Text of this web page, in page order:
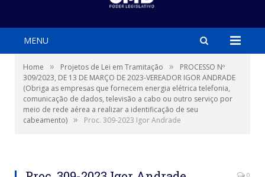
MENU
Home » Projetos de Lei em Tramitação »
PROCESSO Nº
309/2023, DE 13 DE MARÇO DE 2023-VEREADOR IGOR ANDRADE
(Obriga as empresas que fornecem energia elétrica telefonia,
comunicação de dados, televisão a cabo ou outro serviço por
meio de rede aérea a realizar a identificação de seu
cabeamento) » Proc. 309-2023 Igor Andrade
0